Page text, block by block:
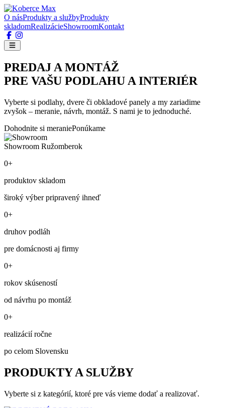
O násProdukty a službyProdukty
skladomRealizácieShowroomKontakt
PREDAJ A MONTÁŽ
PRE VAŠU PODLAHU A INTERIÉR
Vyberte si podlahy, dvere či obkladové panely a my zariadime
zvyšok – meranie, návrh, montáž. S nami je to jednoduché.
Dohodnite si meraniePonúkame
Showroom Ružomberok
0+
produktov skladom
široký výber pripravený ihneď
0+
druhov podláh
pre domácnosti aj firmy
0+
rokov skúseností
od návrhu po montáž
0+
realizácií ročne
po celom Slovensku
PRODUKTY A SLUŽBY
Vyberte si z kategórií, ktoré pre vás vieme dodať a realizovať.